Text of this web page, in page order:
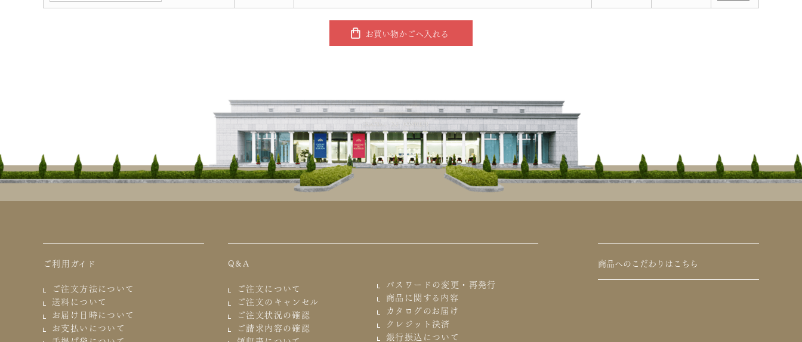
ご利用ガイド
ご注文方法について
送料について
お届け日時について
お支払いについて
Q&A
ご注文について
ご注文のキャンセル
ご注文状況の確認
ご請求内容の確認
パスワードの変更・再発行
商品に関する内容
カタログのお届け
クレジット決済
銀行振込について
商品へのこだわりはこちら